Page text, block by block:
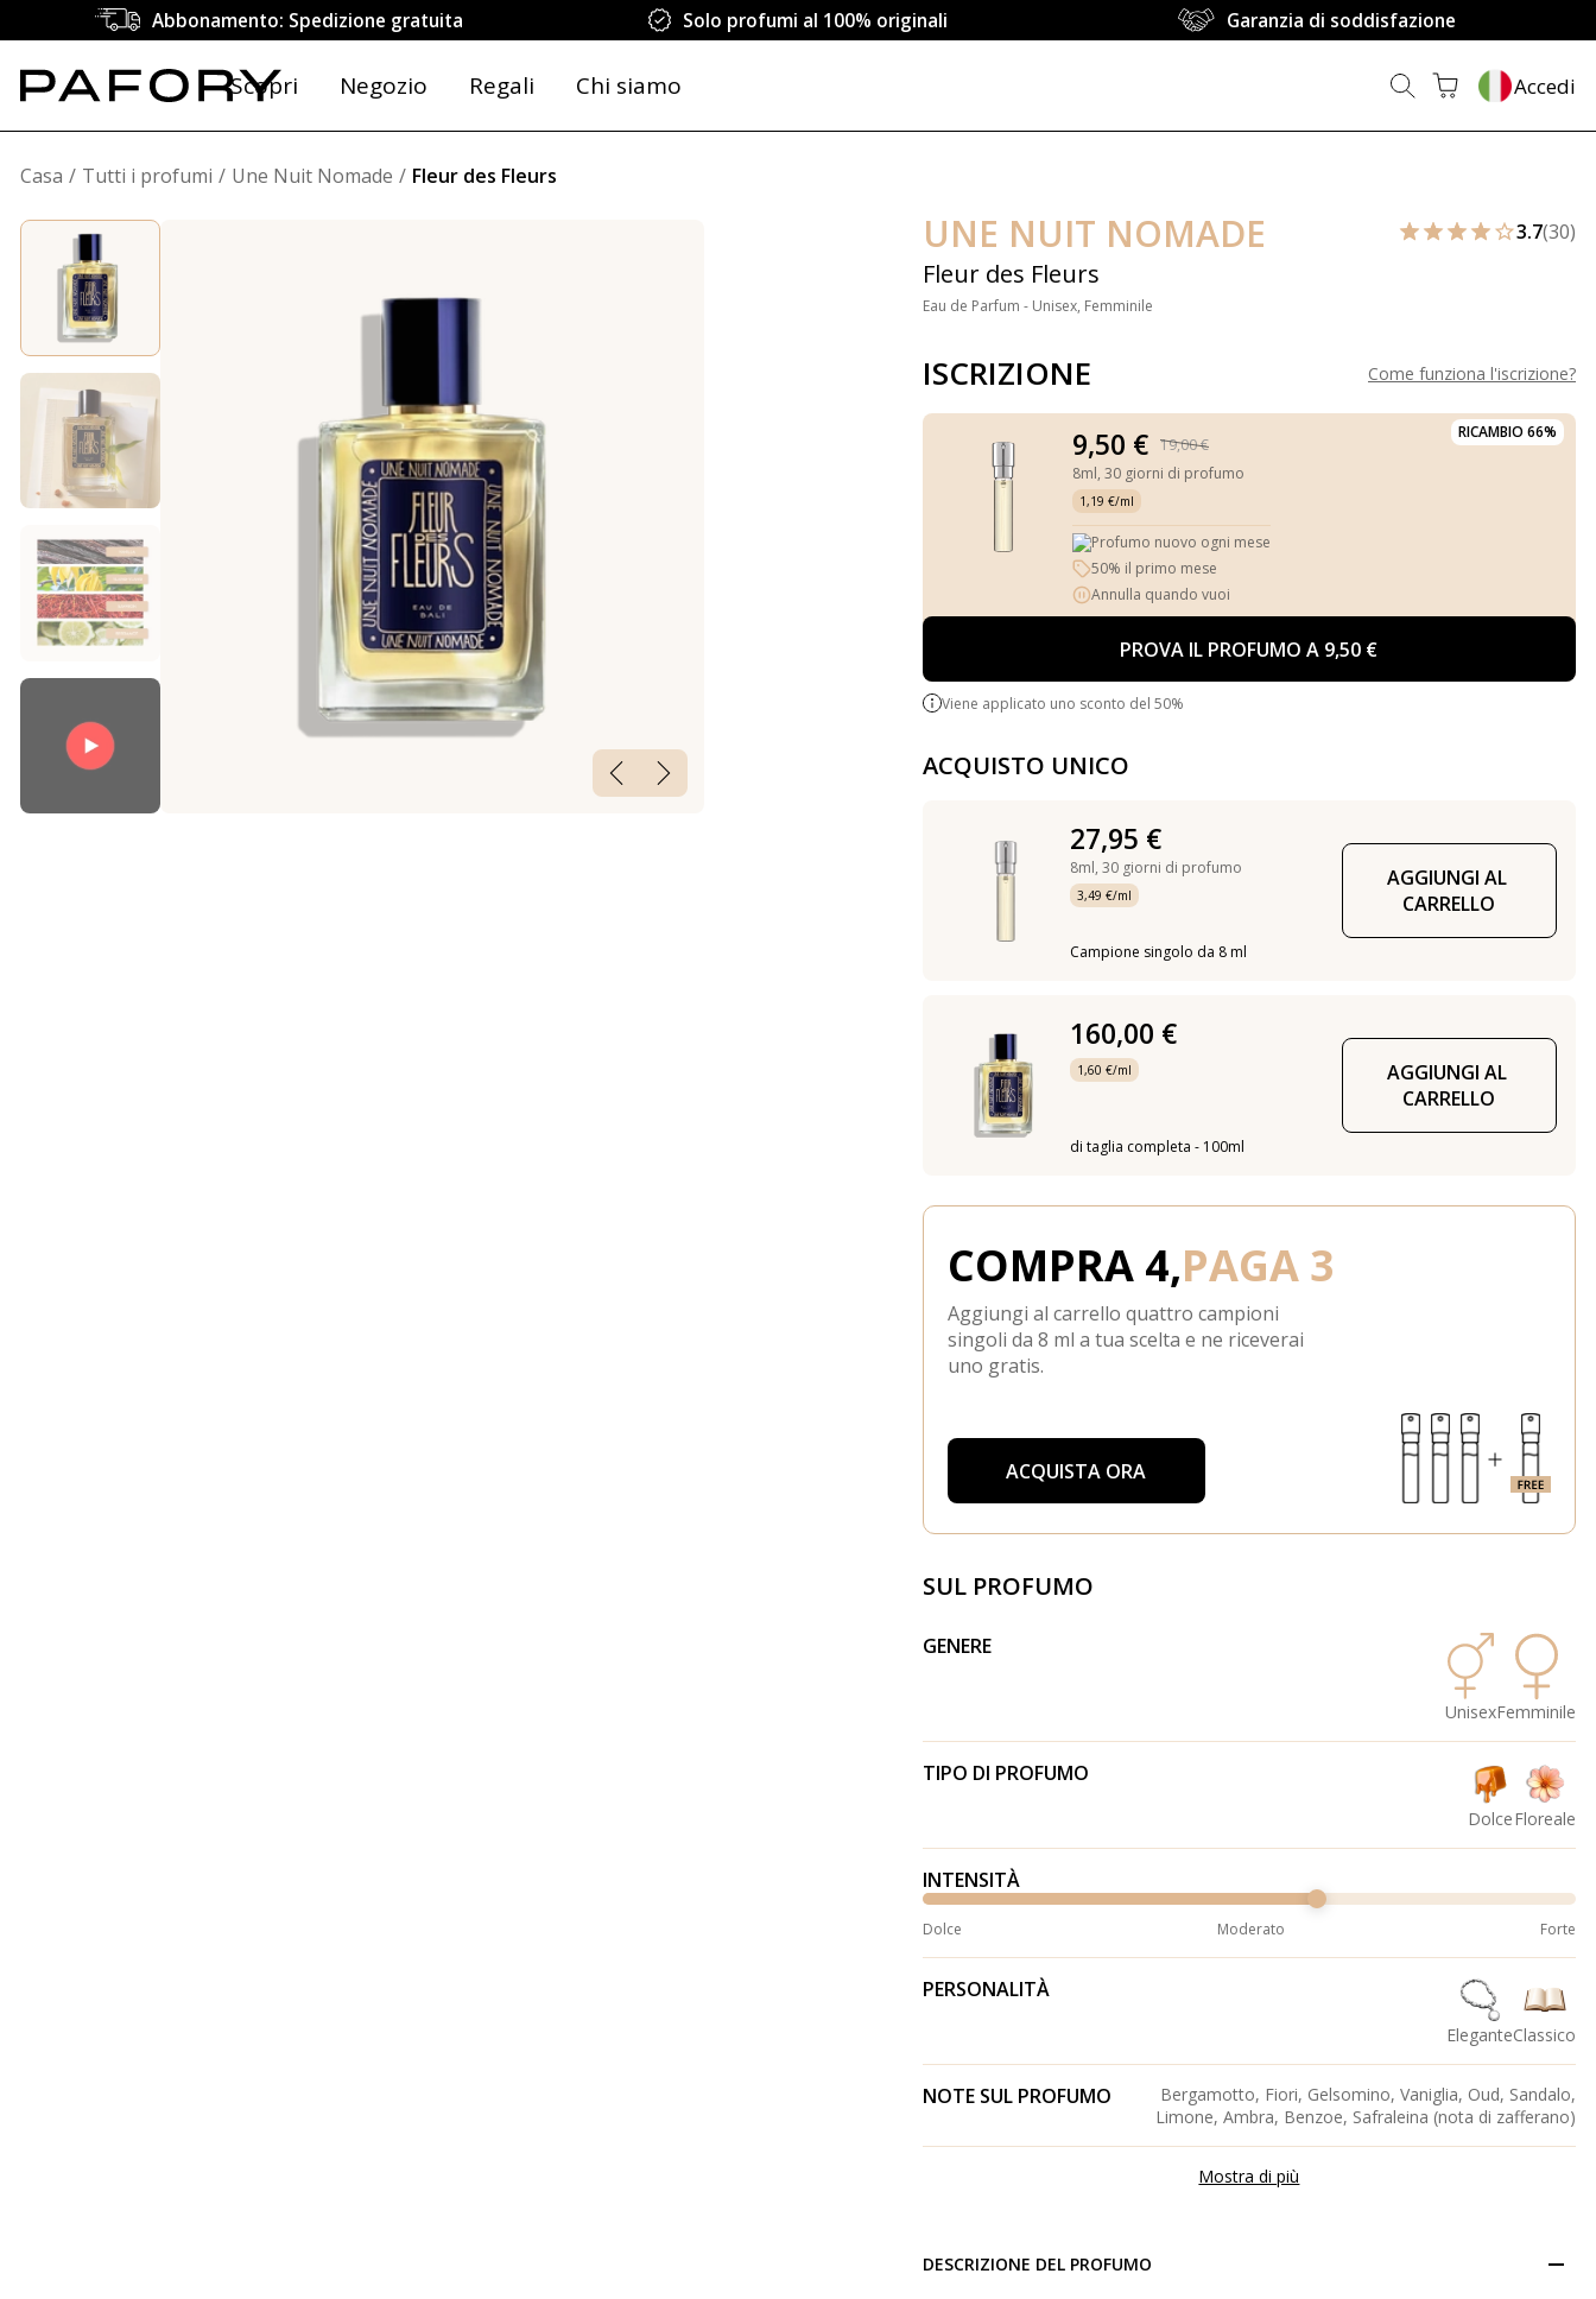
Abbonamento: Spedizione gratuita Solo profumi al 100% originali Garanzia di soddisfazione
Scopri Negozio Regali Chi siamo Accedi
Casa Tutti i profumi Une Nuit Nomade Fleur des Fleurs
UNE NUIT NOMADE
Fleur des Fleurs
Eau de Parfum - Unisex, Femminile
3.7(30)
ISCRIZIONE Come funziona l'iscrizione?
RICAMBIO 66%
9,50 €
19,00 €
8ml, 30 giorni di profumo
1,19 €/ml
Profumo nuovo ogni mese
50% il primo mese
Annulla quando vuoi
PROVA IL PROFUMO A 9,50 €
Viene applicato uno sconto del 50%
ACQUISTO UNICO
27,95 €
8ml, 30 giorni di profumo
3,49 €/ml
Campione singolo da 8 ml
AGGIUNGI AL
CARRELLO
160,00 €
1,60 €/ml
di taglia completa - 100ml
AGGIUNGI AL
CARRELLO
COMPRA 4,PAGA 3
Aggiungi al carrello quattro campioni
singoli da 8 ml a tua scelta e ne riceverai
uno gratis.
ACQUISTA ORA
SUL PROFUMO
GENERE
UnisexFemminile
TIPO DI PROFUMO
DolceFloreale
INTENSITÀ
Dolce Moderato Forte
PERSONALITÀ
EleganteClassico
NOTE SUL PROFUMO
Bergamotto, Fiori, Gelsomino, Vaniglia, Oud, Sandalo,
Limone, Ambra, Benzoe, Safraleina (nota di zafferano)
Mostra di più
DESCRIZIONE DEL PROFUMO